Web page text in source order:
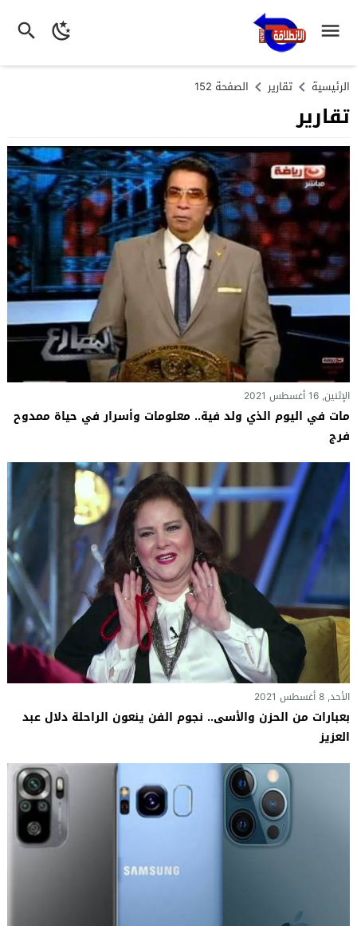
الرئيسية تقارير الصفحة 152
تقارير
الإثنين, 16 أغسطس 2021
مات في اليوم الذي ولد فية.. معلومات وأسرار في حياة ممدوح
فرج
الأحد, 8 أغسطس 2021
بعبارات من الحزن والأسى.. نجوم الفن ينعون الراحلة دلال عبد
العزيز